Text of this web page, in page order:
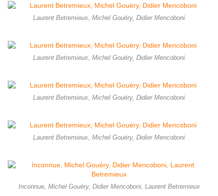
Laurent Betremieux, Michel Gouéry, Didier Mencoboni
Laurent Betremieux, Michel Gouéry, Didier Mencoboni
Laurent Betremieux, Michel Gouéry, Didier Mencoboni
Laurent Betremieux, Michel Gouéry, Didier Mencoboni
Inconnue, Michel Gouéry, Didier Mencoboni, Laurent Betremieux